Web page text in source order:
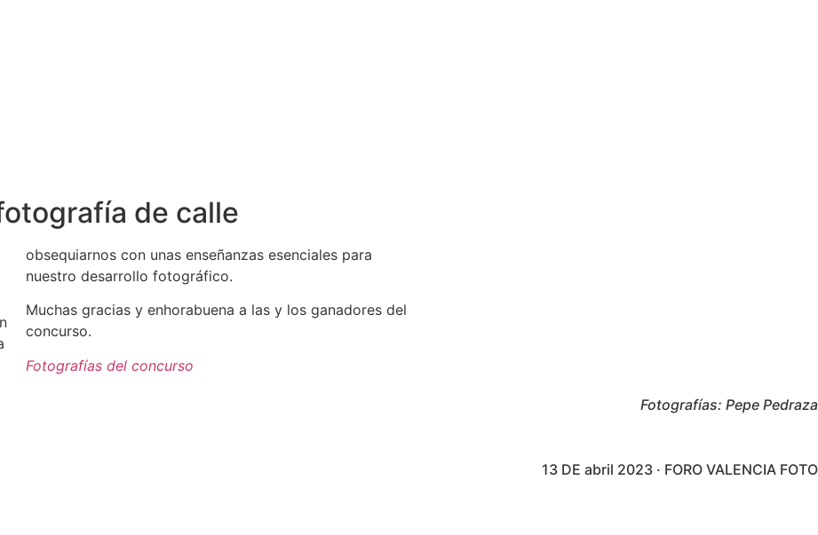
de calle
obsequiarnos con unas enseñanzas esenciales para
nuestro desarrollo fotográfico.
Muchas gracias y enhorabuena a las y los ganadores del
concurso.
Fotografías del concurso
Fotografías: Pepe Pedraza
13 DE abril 2023 · FORO VALENCIA FOTO